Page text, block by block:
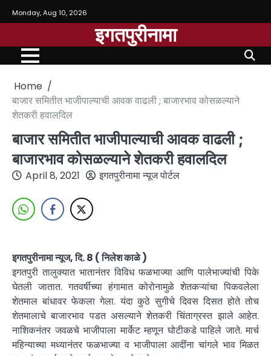
Monday, Aug 10, 2026
इगतपुरीनामा
Home
बाजार समितीत भाजीपाल्याची आवक वाढली ; बाजारभाव कोसळल्याने
शेतकरी हवालदिल
बाजार समितीत भाजीपाल्याची आवक वाढली ;
बाजारभाव कोसळल्याने शेतकरी हवालदिल
April 8, 2021 इगतपुरीनामा न्यूज पोर्टल
इगतपुरीनामा न्यूज, दि. 8 ( निलेश काळे )
इगतपुरी तालुक्यात भातानंतर विविध फळभाज्या आणि पालेभाज्यांची पिके
घेतली जातात. गतवर्षीच्या हंगामात कोरोनामुळे शेतकऱ्यांचा पिकवलेला
शेतमाल बांधावर फेकला गेला. यंदा कुठे सुगीचे दिवस दिसत होते तोच
शेतमालाचे बाजारभाव पडत असल्याने शेतकरी चिंताग्रस्त झाले आहेत.
नाशिकनंतर जवळचे भाजीपाला मार्केट म्हणून घोटीकडे पाहिले जाते. मार्च
महिन्याच्या मध्यानंतर फळभाज्या व भाजीपाला आदींना चांगले भाव मिळत